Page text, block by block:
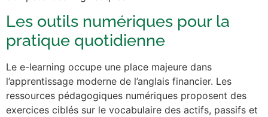
Les outils numériques pour la
pratique quotidienne
Le e-learning occupe une place majeure dans
l’apprentissage moderne de l’anglais financier. Les
ressources pédagogiques numériques proposent des
exercices ciblés sur le vocabulaire des actifs, passifs et